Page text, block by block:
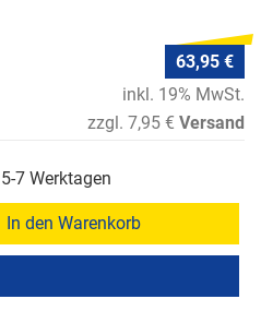
63,95 €
inkl. 19% MwSt.
zzgl. 7,95 € Versand
7 Werktagen
In den Warenkorb